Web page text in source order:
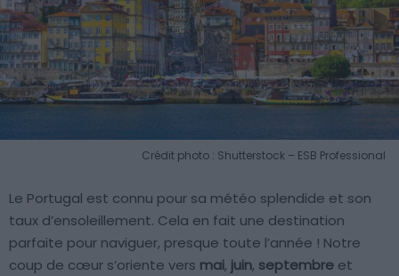
Crédit photo : Shutterstock – ESB Professional
Le Portugal est connu pour sa météo splendide et son
taux d’ensoleillement. Cela en fait une destination
parfaite pour naviguer, presque toute l’année ! Notre
coup de cœur s’oriente vers mai, juin, septembre et